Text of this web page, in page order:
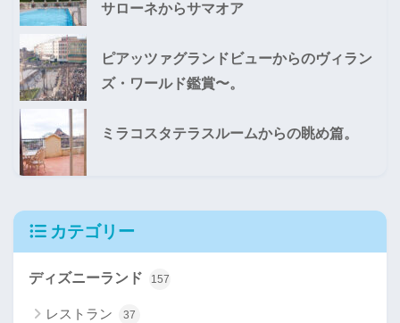
サローネからサマオア
ピアッツァグランドビューからのヴィラン
ズ・ワールド鑑賞〜。
ミラコスタテラスルームからの眺め篇。
カテゴリー
ディズニーランド 157
レストラン 37